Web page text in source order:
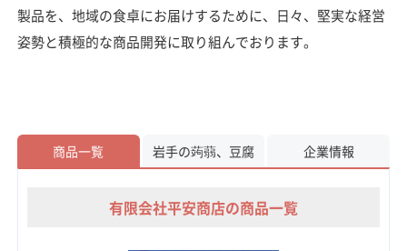
製品を、地域の食卓にお届けするために、日々、堅実な経営
姿勢と積極的な商品開発に取り組んでおります。
商品一覧 岩手の蒟蒻、豆腐 企業情報
有限会社平安商店の商品一覧